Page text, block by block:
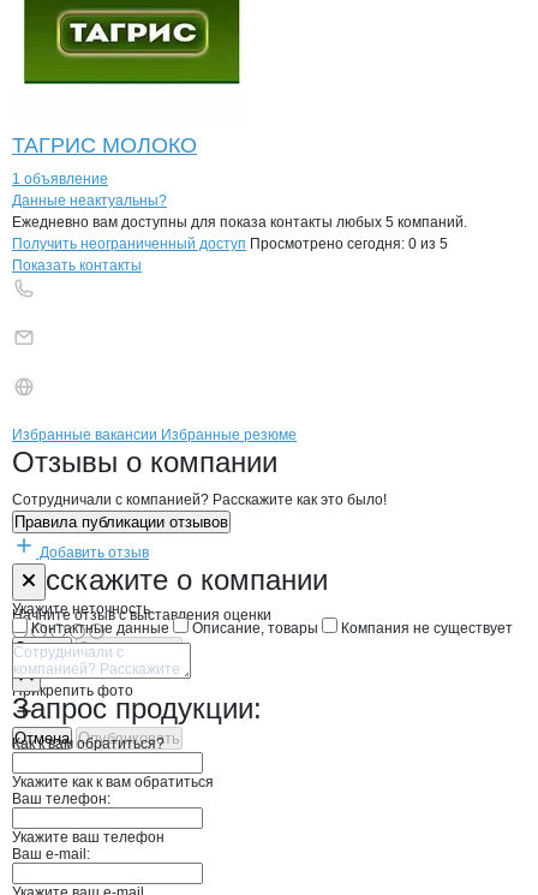
ТАГРИС МОЛОКО
1 объявление
Контактыкомпании
+7(800)000-00-..
Данные неактуальны?
Ежедневно вам доступны для показа контакты любых 5 компаний.
Получить неограниченный доступ Просмотрено сегодня: 0 из 5
Показать контакты
Брендыкомпани ОНОН
Вакансии вОНОН
Избранные вакансии Избранные резюме
Новости oОНОН, ИП
Отзывы о компании
Сотрудничали с компанией? Расскажите как это было!
Правила публикации отзывов
Добавить отзыв
Расскажите о компании
Начните отзыв с выставления оценки
Прикрепить фото
Отмена Опубликовать
Форма обратной связи о неточностях
Укажите неточность
Контактные данные
Описание, товары Компания не существует
Отмена Опубликовать
Запрос продукции:
Как к вам обратиться?
Укажите как к вам обратиться
Ваш телефон:
Укажите ваш телефон
Ваш e-mail: